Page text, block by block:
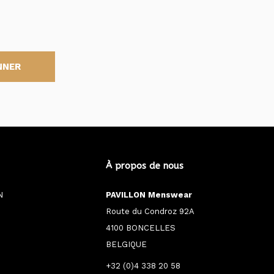
À propos de nous
PAVILLON Menswear
Route du Condroz 92A
4100 BONCELLES
BELGIQUE
+32 (0)4 338 20 58